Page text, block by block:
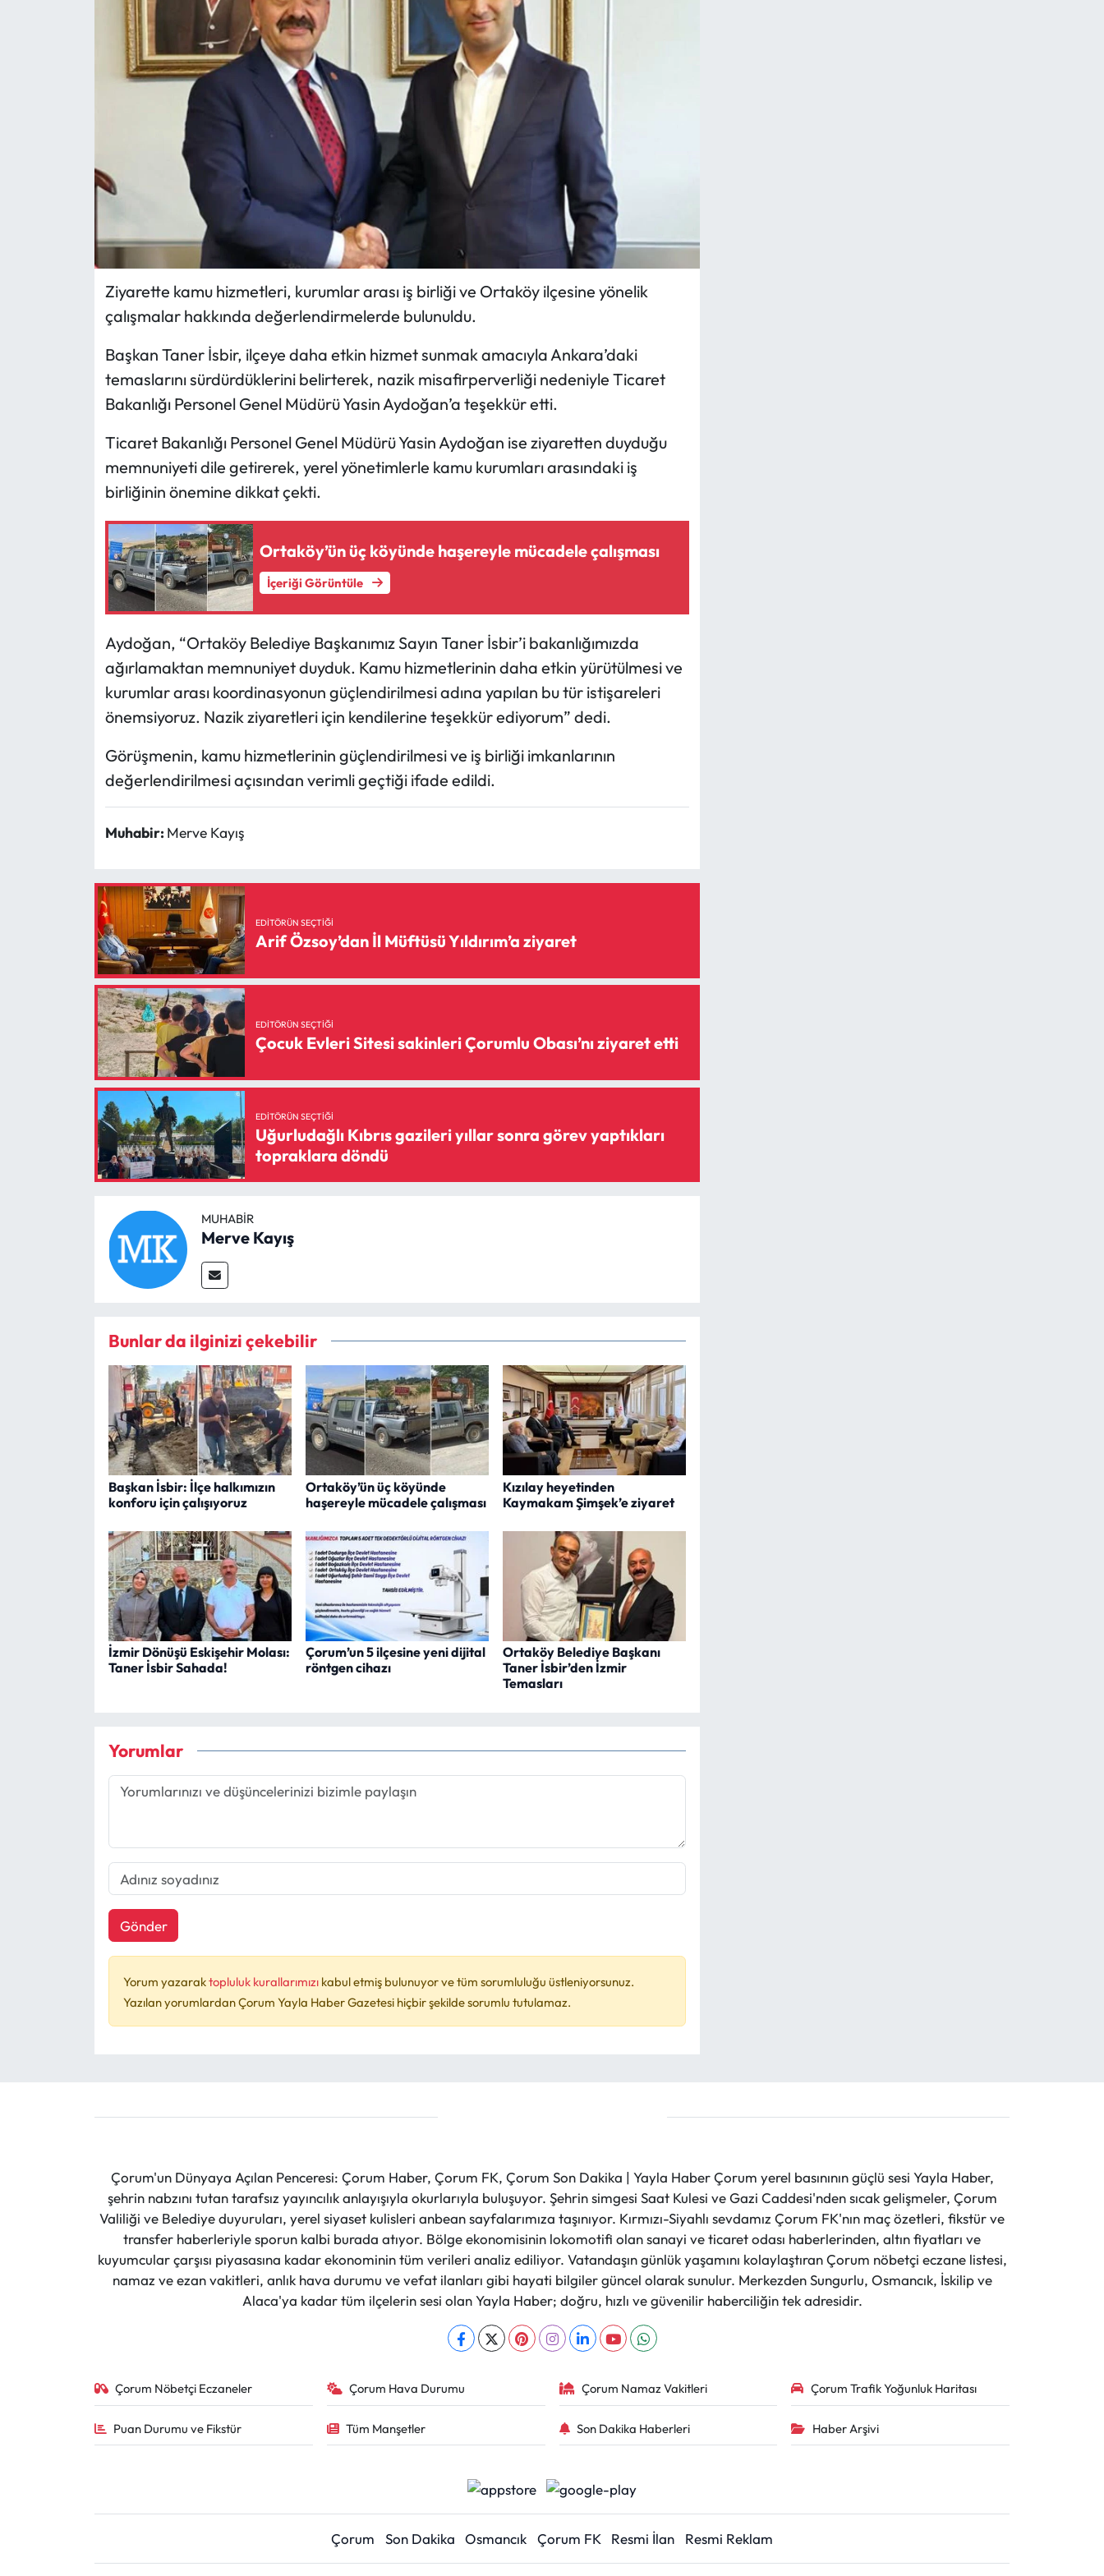
Ziyarette kamu hizmetleri, kurumlar arası iş birliği ve Ortaköy ilçesine yönelik
çalışmalar hakkında değerlendirmelerde bulunuldu.
Başkan Taner İsbir, ilçeye daha etkin hizmet sunmak amacıyla Ankara’daki
temaslarını sürdürdüklerini belirterek, nazik misafirperverliği nedeniyle Ticaret
Bakanlığı Personel Genel Müdürü Yasin Aydoğan’a teşekkür etti.
Ticaret Bakanlığı Personel Genel Müdürü Yasin Aydoğan ise ziyaretten duyduğu
memnuniyeti dile getirerek, yerel yönetimlerle kamu kurumları arasındaki iş
birliğinin önemine dikkat çekti.
Ortaköy’ün üç köyünde haşereyle mücadele çalışması
İçeriği Görüntüle
Aydoğan, “Ortaköy Belediye Başkanımız Sayın Taner İsbir’i bakanlığımızda
ağırlamaktan memnuniyet duyduk. Kamu hizmetlerinin daha etkin yürütülmesi ve
kurumlar arası koordinasyonun güçlendirilmesi adına yapılan bu tür istişareleri
önemsiyoruz. Nazik ziyaretleri için kendilerine teşekkür ediyorum” dedi.
Görüşmenin, kamu hizmetlerinin güçlendirilmesi ve iş birliği imkanlarının
değerlendirilmesi açısından verimli geçtiği ifade edildi.
Muhabir: Merve Kayış
EDITÖRÜN SEÇTIĞI
Arif Özsoy’dan İl Müftüsü Yıldırım’a ziyaret
EDITÖRÜN SEÇTIĞI
Çocuk Evleri Sitesi sakinleri Çorumlu Obası’nı ziyaret etti
EDITÖRÜN SEÇTIĞI
Uğurludağlı Kıbrıs gazileri yıllar sonra görev yaptıkları
topraklara döndü
MUHABIR
Merve Kayış
Bunlar da ilginizi çekebilir
Başkan İsbir: İlçe halkımızın
konforu için çalışıyoruz
Ortaköy’ün üç köyünde
haşereyle mücadele çalışması
Kızılay heyetinden
Kaymakam Şimşek’e ziyaret
İzmir Dönüşü Eskişehir Molası:
Taner İsbir Sahada!
Çorum’un 5 ilçesine yeni dijital
röntgen cihazı
Ortaköy Belediye Başkanı
Taner İsbir’den İzmir
Temasları
Yorumlar
Gönder
Yorum yazaraktopluluk kurallarımızı kabul etmiş bulunuyor ve tüm sorumluluğu üstleniyorsunuz.
Yazılan yorumlardan Çorum Yayla Haber Gazetesi hiçbir şekilde sorumlu tutulamaz.
Çorum'un Dünyaya Açılan Penceresi: Çorum Haber, Çorum FK, Çorum Son Dakika | Yayla Haber Çorum yerel basınının güçlü sesi Yayla Haber,
şehrin nabzını tutan tarafsız yayıncılık anlayışıyla okurlarıyla buluşuyor. Şehrin simgesi Saat Kulesi ve Gazi Caddesi'nden sıcak gelişmeler, Çorum
Valiliği ve Belediye duyuruları, yerel siyaset kulisleri anbean sayfalarımıza taşınıyor. Kırmızı-Siyahlı sevdamız Çorum FK'nın maç özetleri, fikstür ve
transfer haberleriyle sporun kalbi burada atıyor. Bölge ekonomisinin lokomotifi olan sanayi ve ticaret odası haberlerinden, altın fiyatları ve
kuyumcular çarşısı piyasasına kadar ekonominin tüm verileri analiz ediliyor. Vatandaşın günlük yaşamını kolaylaştıran Çorum nöbetçi eczane listesi,
namaz ve ezan vakitleri, anlık hava durumu ve vefat ilanları gibi hayati bilgiler güncel olarak sunulur. Merkezden Sungurlu, Osmancık, İskilip ve
Alaca'ya kadar tüm ilçelerin sesi olan Yayla Haber; doğru, hızlı ve güvenilir haberciliğin tek adresidir.
Çorum Nöbetçi Eczaneler Çorum Hava Durumu Çorum Namaz Vakitleri Çorum Trafik Yoğunluk Haritası
Puan Durumu ve Fikstür Tüm Manşetler Son Dakika Haberleri Haber Arşivi
Çorum Son Dakika Osmancık Çorum FK Resmi İlan Resmi Reklam
Kargı Haberleri
Kimdir?
Laçin Haberleri
Mecitözü Haberleri
Oğuzlar Haberleri
Ortaköy Haberleri
Osmancık Haberleri
Otomotiv
Resmi İlan
Resmi Reklam
Sungurlu Haberleri
Uğurludağ Haberleri
Yayla Haber
Yemek Tarifleri
Yerel Haberler